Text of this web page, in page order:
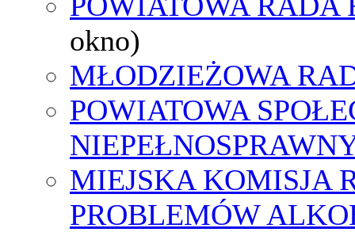
okno)
MŁODZIEŻOWA
POWIATOWA
MIEJSKA KOMISJA
PROBLEMÓW